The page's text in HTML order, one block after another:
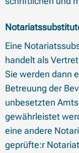
Eine
handelt als
Sie werden dann
Betreuung der
unbesetzten
gewährleistet
eine andere
geprüfte:r